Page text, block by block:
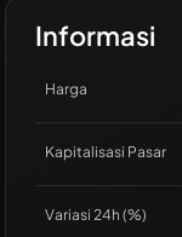
Informasi
Harga
Kapitalisasi Pasar
Variasi 24h (%)